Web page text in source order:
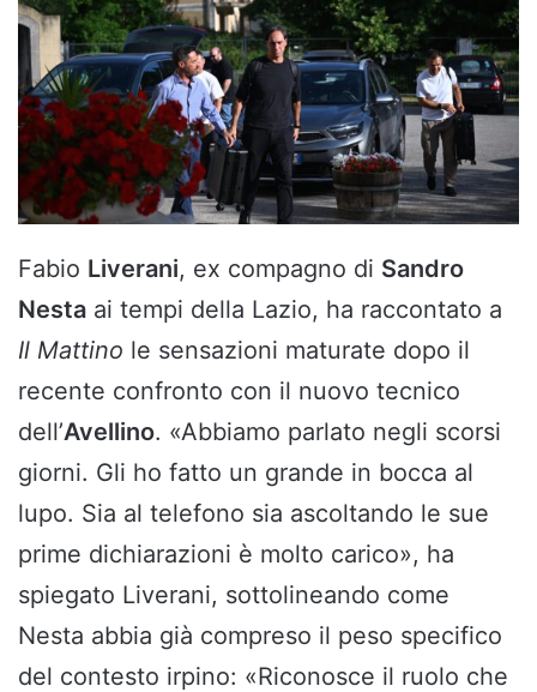
Fabio Liverani, ex compagno di Sandro
Nesta ai tempi della Lazio, ha raccontato a
Il Mattino le sensazioni maturate dopo il
recente confronto con il nuovo tecnico
dell’Avellino. «Abbiamo parlato negli scorsi
giorni. Gli ho fatto un grande in bocca al
lupo. Sia al telefono sia ascoltando le sue
prime dichiarazioni è molto carico», ha
spiegato Liverani, sottolineando come
Nesta abbia già compreso il peso specifico
del contesto irpino: «Riconosce il ruolo che